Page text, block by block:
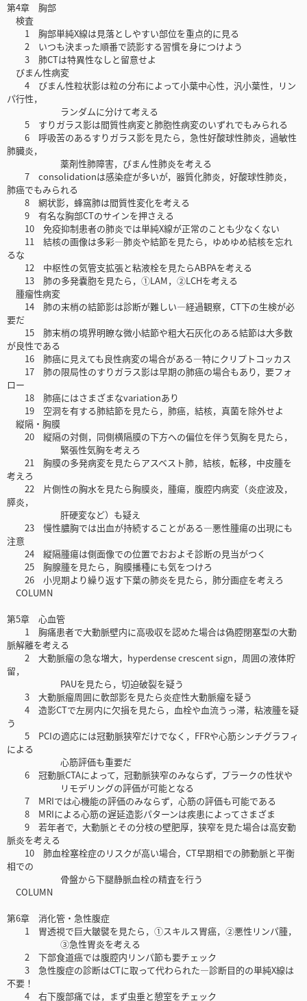
第4章 胸部
検査
1 胸部単純X線は見落としやすい部位を重点的に見る
2 いつも決まった順番で読影する習慣を身につけよう
3 肺CTは特異性なしと留意せよ
びまん性病変
4 びまん性粒状影は粒の分布によって小葉中心性，汎小葉性，リン
パ行性，
ランダムに分けて考える
5 すりガラス影は間質性病変と肺胞性病変のいずれでもみられる
6 呼吸苦のあるすりガラス影を見たら，急性好酸球性肺炎，過敏性
肺臓炎，
薬剤性肺障害，びまん性肺炎を考える
7 consolidationは感染症が多いが，器質化肺炎，好酸球性肺炎，
肺癌でもみられる
8 網状影，蜂窩肺は間質性変化を考える
9 有名な胸部CTのサインを押さえる
10 免疫抑制患者の肺炎では単純X線が正常のことも少なくない
11 結核の画像は多彩―肺炎や結節を見たら，ゆめゆめ結核を忘れ
るな
12 中枢性の気管支拡張と粘液栓を見たらABPAを考える
13 肺の多発嚢胞を見たら，①LAM，②LCHを考える
腫瘤性病変
14 肺の末梢の結節影は診断が難しい―経過観察，CT下の生検が必
要だ
15 肺末梢の境界明瞭な微小結節や粗大石灰化のある結節は大多数
が良性である
16 肺癌に見えても良性病変の場合がある―特にクリプトコッカス
17 肺の限局性のすりガラス影は早期の肺癌の場合もあり，要フォ
ロー
18 肺癌にはさまざまなvariationあり
19 空洞を有する肺結節を見たら，肺癌，結核，真菌を除外せよ
縦隔・胸膜
20 縦隔の対側，同側横隔膜の下方への偏位を伴う気胸を見たら，
緊張性気胸を考えろ
21 胸膜の多発病変を見たらアスベスト肺，結核，転移，中皮腫を
考えろ
22 片側性の胸水を見たら胸膜炎，腫瘍，腹腔内病変（炎症波及，
膵炎，
肝硬変など）も疑え
23 慢性膿胸では出血が持続することがある―悪性腫瘍の出現にも
注意
24 縦隔腫瘍は側面像での位置でおおよそ診断の見当がつく
25 胸腺腫を見たら，胸膜播種にも気をつけろ
26 小児期より繰り返す下葉の肺炎を見たら，肺分画症を考えろ
COLUMN
第5章 心血管
1 胸痛患者で大動脈壁内に高吸収を認めた場合は偽腔閉塞型の大動
脈解離を考える
2 大動脈瘤の急な増大，hyperdense crescent sign，周囲の液体貯
留，
PAUを見たら，切迫破裂を疑う
3 大動脈瘤周囲に軟部影を見たら炎症性大動脈瘤を疑う
4 造影CTで左房内に欠損を見たら，血栓や血流うっ滞，粘液腫を疑
う
5 PCIの適応には冠動脈狭窄だけでなく，FFRや心筋シンチグラフィ
による
心筋評価も重要だ
6 冠動脈CTAによって，冠動脈狭窄のみならず，プラークの性状や
リモデリングの評価が可能となる
7 MRIでは心機能の評価のみならず，心筋の評価も可能である
8 MRIによる心筋の遅延造影パターンは疾患によってさまざま
9 若年者で，大動脈とその分枝の壁肥厚，狭窄を見た場合は高安動
脈炎を考える
10 肺血栓塞栓症のリスクが高い場合，CT早期相での肺動脈と平衡
相での
骨盤から下腿静脈血栓の精査を行う
COLUMN
第6章 消化管・急性腹症
1 胃透視で巨大皺襞を見たら，①スキルス胃癌，②悪性リンパ腫，
③急性胃炎を考える
2 下部食道癌では腹腔内リンパ節も要チェック
3 急性腹症の診断はCTに取って代わられた―診断目的の単純X線は
不要！
4 右下腹部痛では，まず虫垂と憩室をチェック